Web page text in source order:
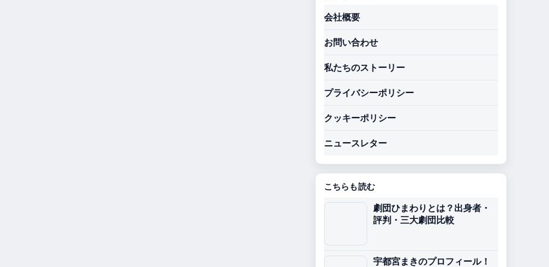
会社概要
お問い合わせ
私たちのストーリー
プライバシーポリシー
クッキーポリシー
ニュースレター
こちらも読む
劇団ひまわりとは？出身者・
評判・三大劇団比較
宇都宮まきのプロフィール！